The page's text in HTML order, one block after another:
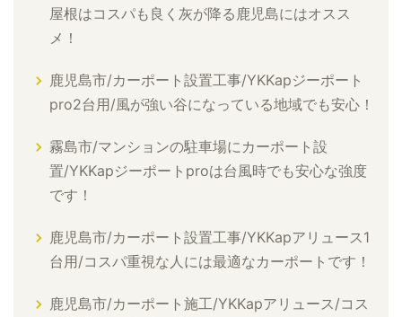
屋根はコスパも良く灰が降る鹿児島にはオスス
メ！
鹿児島市/カーポート設置工事/YKKapジーポート
pro2台用/風が強い谷になっている地域でも安心！
霧島市/マンションの駐車場にカーポート設
置/YKKapジーポートproは台風時でも安心な強度
です！
鹿児島市/カーポート設置工事/YKKapアリュース1
台用/コスパ重視な人には最適なカーポートです！
鹿児島市/カーポート施工/YKKapアリュース/コス